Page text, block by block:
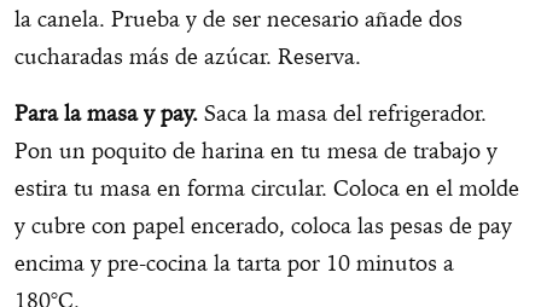
la canela. Prueba y de ser necesario añade dos
cucharadas más de azúcar. Reserva.
Para la masa y pay. Saca la masa del refrigerador.
Pon un poquito de harina en tu mesa de trabajo y
estira tu masa en forma circular. Coloca en el molde
y cubre con papel encerado, coloca las pesas de pay
encima y pre-cocina la tarta por 10 minutos a
180°C.